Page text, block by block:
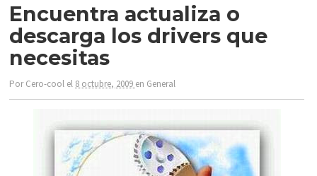
Encuentra actualiza o
descarga los drivers que
necesitas
PorCero-cool el 8 octubre, 2009 en General